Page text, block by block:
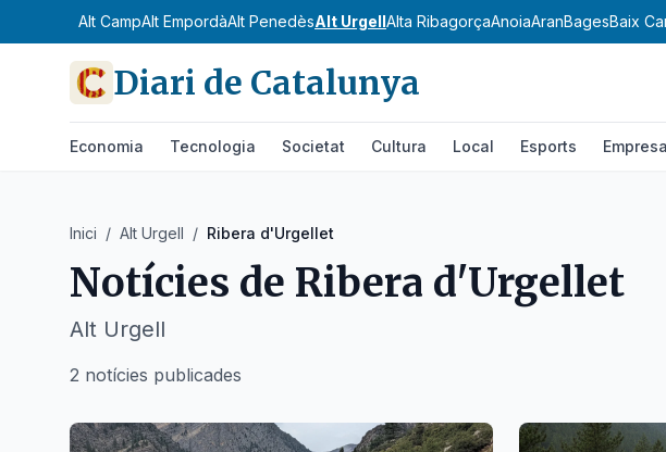
Alt CampAlt EmpordàAlt PenedèsAlt UrgellAlta RibagorçaAnoiaAranBagesBaix
Diari de Catalunya
Economia Tecnologia Societat Cultura Local Esports Empresa
Inici / Alt Urgell / Ribera d'Urgellet
Notícies de Ribera d'Urgellet
Alt Urgell
2 notícies publicades